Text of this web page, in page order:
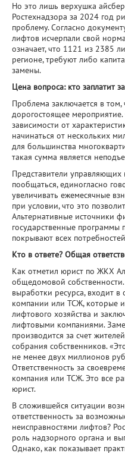
Но это лишь верхушка
Ростехнадзора за 2024 год
проблему. Согласно
лифтов исчерпали свой
означает, что 1121 из 2385
регионе, требуют либо
замены.
Цена вопроса: кто заплатит
Проблема заключается в
дорогостоящее
зависимости от
начинаться от нескольких
для большинства
такая сумма является
Представители
пообщаться, единогласно
увеличивать ежемесячные
при условии, что это
Альтернативные источники
государственные
покрывают всех
Кто в ответе? Общая
Как отметил юрист по ЖКХ
общедомовой
выработки ресурса, входит
компании или ТСЖ, которые
лифтового хозяйства и
лифтовыми компаниями.
производится за счет
собрания собственников.
не менее двух миллионов
Ответственность за
компания или ТСЖ. Это все
юрист.
В сложившейся ситуации
ответственность за
неисправностями лифтов?
роль надзорного органа и
Однако, как показывает